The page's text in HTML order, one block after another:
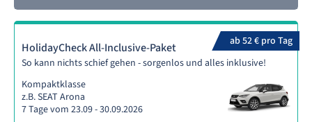
ab 52 € pro Tag
HolidayCheck All-Inclusive-Paket
So kann nichts schief gehen - sorgenlos und alles inklusive!
Kompaktklasse
z.B. SEAT Arona
7 Tage vom 23.09 - 30.09.2026